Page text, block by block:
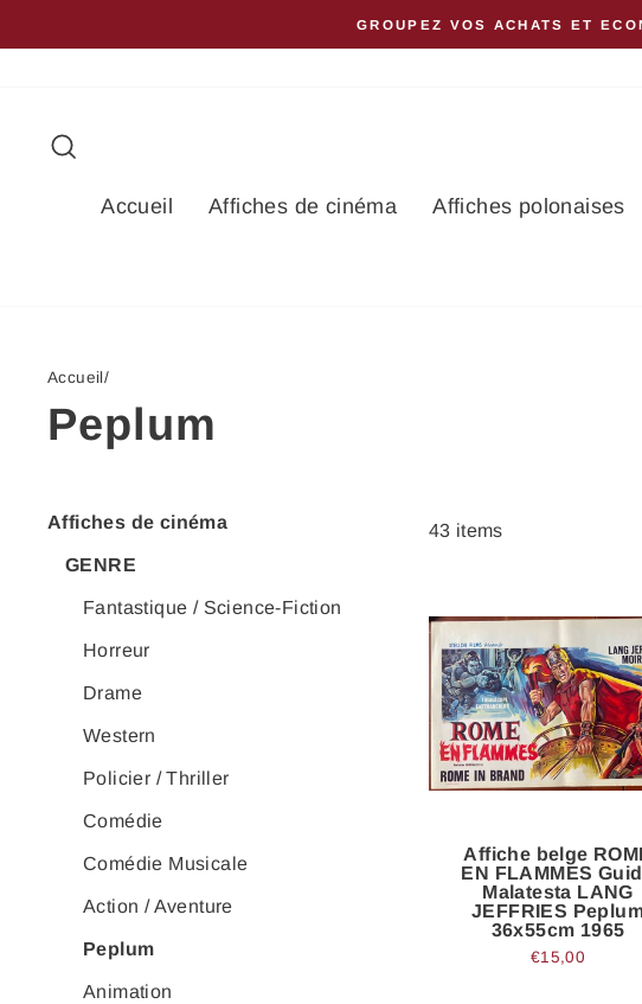
au
GROUPEZ VOS ACHATS ET
Accueil Affiches de cinéma Affiches polonaises
Accueil/
Peplum
Affiches de cinéma
GENRE
Fantastique / Science-Fiction
Horreur
Drame
Western
Policier / Thriller
Comédie
Comédie Musicale
Action / Aventure
Peplum
Animation
43 items
Affiche belge
EN FLAMMES
Malatesta LANG
JEFFRIES
36x55cm 1965
€15,00